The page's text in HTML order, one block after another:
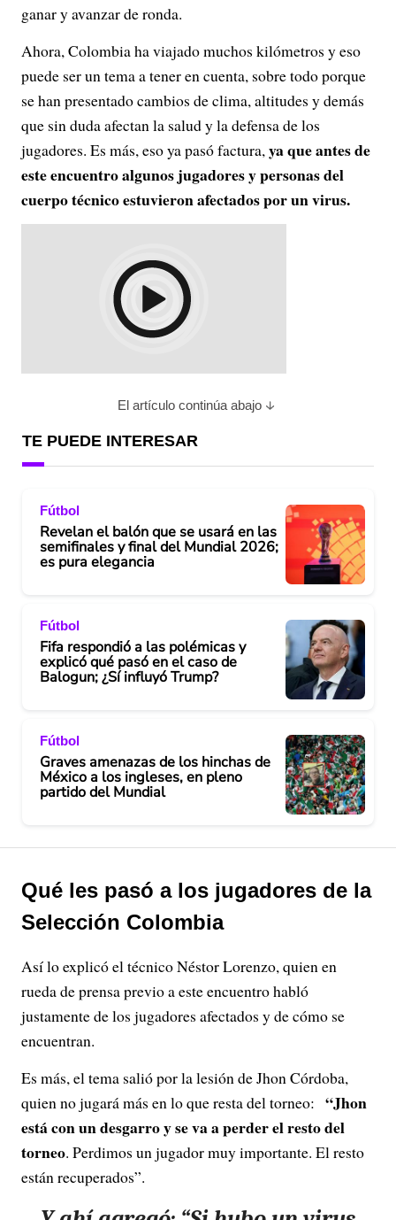
ganar y avanzar de ronda.
Ahora, Colombia ha viajado muchos kilómetros y eso
puede ser un tema a tener en cuenta, sobre todo porque
se han presentado cambios de clima, altitudes y demás
que sin duda afectan la salud y la defensa de los
jugadores. Es más, eso ya pasó factura,ya que antes de
este encuentro algunos jugadores y personas del
cuerpo técnico estuvieron afectados por un virus.
El artículo continúa abajo
TE PUEDE INTERESAR
Fútbol
Revelan el balón que se usará en las
semifinales y final del Mundial 2026;
es pura elegancia
Fútbol
Fifa respondió a las polémicas y
explicó qué pasó en el caso de
Balogun; ¿Sí influyó Trump?
Fútbol
Graves amenazas de los hinchas de
México a los ingleses, en pleno
partido del Mundial
Qué les pasó a los jugadores de la
Selección Colombia
Así lo explicó el técnico Néstor Lorenzo, quien en
rueda de prensa previo a este encuentro habló
justamente de los jugadores afectados y de cómo se
encuentran.
Es más, el tema salió por la lesión de Jhon Córdoba,
quien no jugará más en lo que resta del torneo: “Jhon
está con un desgarro y se va a perder el resto del
torneo. Perdimos un jugador muy importante. El resto
están recuperados”.